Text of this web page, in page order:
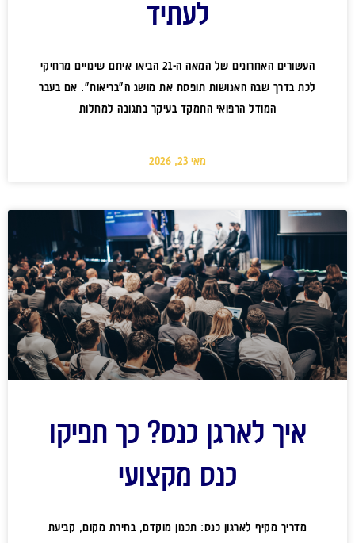
לעתיד
העשורים האחרונים של המאה ה-21 הביאו איתם שינויים מרחיקי
לכת בדרך שבה האנושות תופסת את מושג ה"בריאות". אם בעבר
המודל הרפואי התמקד בעיקר בתגובה למחלות
מאי 23, 2026
איך לארגן כנס? כך תפיקו
כנס מקצועי
מדריך מקיף לארגון כנס: תכנון מוקדם, בחירת מקום, קביעת